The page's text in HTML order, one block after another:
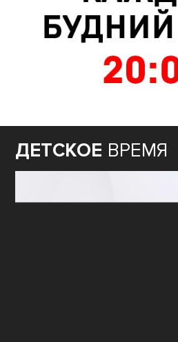
ДЕТСКОЕ ВРЕМЯ